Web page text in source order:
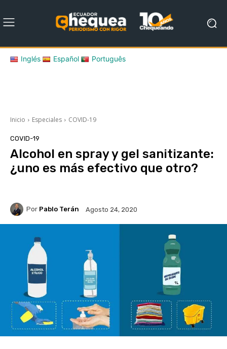
Inglés Español Português
Inicio Especiales COVID-19
COVID-19
Alcohol en spray y gel sanitizante:
¿uno es más efectivo que otro?
Por Pablo Terán Agosto 24, 2020